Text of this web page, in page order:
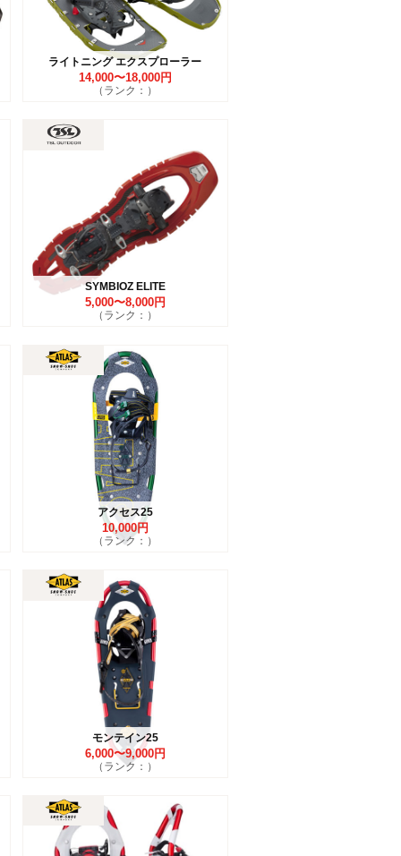
ライトニング エクスプローラー
14,000〜18,000円
（ランク：）
SYMBIOZ ELITE
5,000〜8,000円
（ランク：）
アクセス25
10,000円
（ランク：）
モンテイン25
6,000〜9,000円
（ランク：）